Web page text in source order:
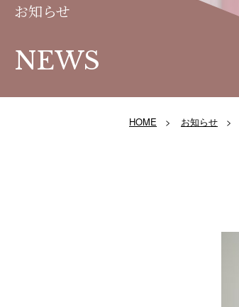
お知らせ
NEWS
HOME お知らせ